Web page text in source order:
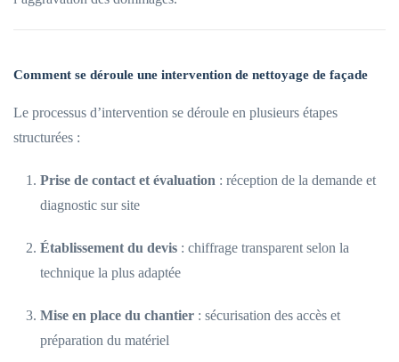
Comment se déroule une intervention de nettoyage de façade
Le processus d’intervention se déroule en plusieurs étapes
structurées :
Prise de contact et évaluation : réception de la demande et
diagnostic sur site
Établissement du devis : chiffrage transparent selon la
technique la plus adaptée
Mise en place du chantier : sécurisation des accès et
préparation du matériel